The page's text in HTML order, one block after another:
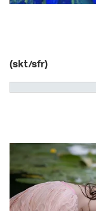
(skt/sfr)